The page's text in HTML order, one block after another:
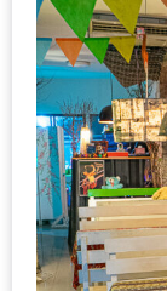
สำหรั
ฤดู
หนาว
นี้
กับ
PING
FAI